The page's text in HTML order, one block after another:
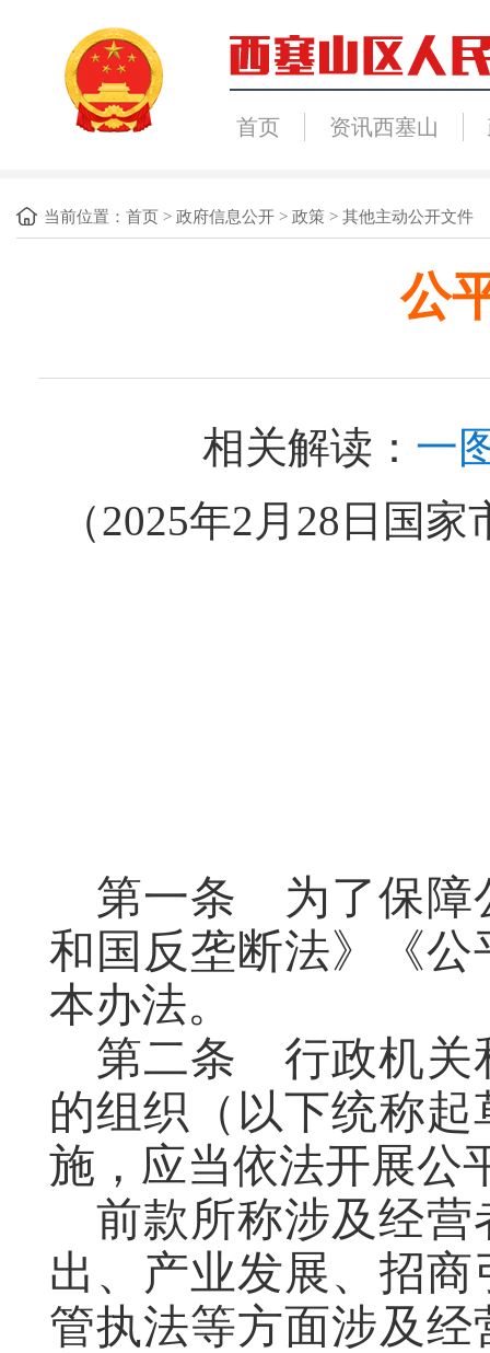
首页 资讯西塞山
当前位置： 首页 > 政府信息公开 > 政策 > 其他主动公开文件
公
相关解读： 一
（2025年2月28日国
第一条
为了保障
和国反垄断法》《
本办法。
第二条
行政机关
的组织（以下统称
施，应当依法开展公
前款所称涉及经
出、产业发展、招
管执法等方面涉及